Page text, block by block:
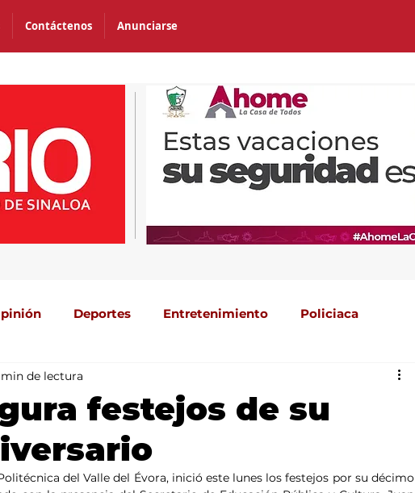
Contáctenos Anunciarse
Deportes Entretenimiento Policiaca
Portada 2
festejos de su
de lectura
del Valle del Évora, inició este lunes los festejos por su décimo